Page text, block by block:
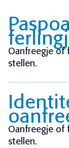
Oanfreegje of
stellen.
Oanfreegje of
stellen.